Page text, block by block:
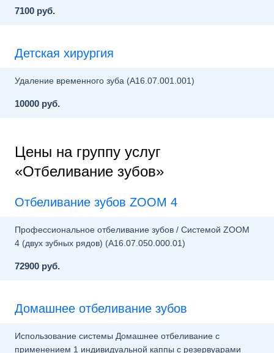
7100 руб.
Детская хирургия
Удаление временного зуба (A16.07.001.001)
10000 руб.
Цены на группу услуг
«Отбеливание зубов»
Отбеливание зубов ZOOM 4
Профессиональное отбеливание зубов / Системой ZOOM
4 (двух зубных рядов) (A16.07.050.000.01)
72900 руб.
Домашнее отбеливание зубов
Использование системы Домашнее отбеливание с
применением 1 индивидуальной каппы с резервуарами